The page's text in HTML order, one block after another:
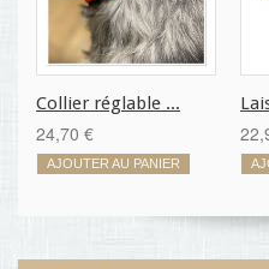
Collier réglable ...
24,70 €
AJOUTER AU PANIER